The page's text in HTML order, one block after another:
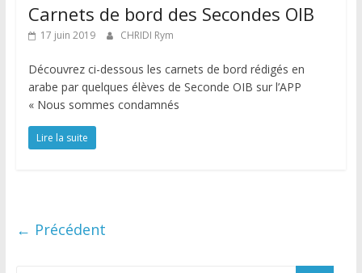
Carnets de bord des Secondes OIB
17 juin 2019 CHRIDI Rym
Découvrez ci-dessous les carnets de bord rédigés en
arabe par quelques élèves de Seconde OIB sur l’APP
« Nous sommes condamnés
Lire la suite
← Précédent